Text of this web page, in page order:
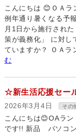
こんにちは 😊ＯＡラ
例年通り暑くなる予
月1日から施行され
策が義務化」 に対し
ていますか？ ＯＡラ
む
☆新生活応援セー
2026年3月4日 その
こんにちは😊OAラ
です!! 新品 パソコ